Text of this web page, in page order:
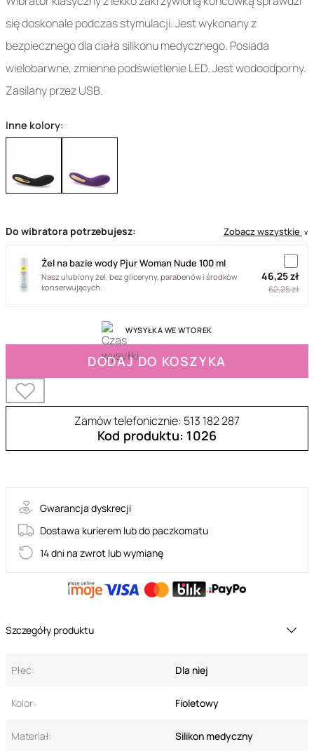
się doskonale podczas stymulacji. Jest wykonany z
bezpiecznego dla ciała silikonu medycznego. Posiada
wielobarwne, zmienne podświetlenie LED. Jest wodoodporny.
Zasilany przez USB.
Inne kolory:
Do wibratora potrzebujesz: Zobacz wszystkie ∨
Żel na bazie wody Pjur Woman Nude 100 ml
Nasz ulubiony żel, bez gliceryny, parabenów i środków
konserwujących.
46,25 zł
62,25 zł
WYSYŁKA WE WTOREK
DODAJ DO KOSZYKA
Zamów telefonicznie: 513 182 287
Kod produktu: 1026
Gwarancja dyskrecji
Dostawa kurierem lub do paczkomatu
14 dni na zwrot lub wymianę
Szczegóły produktu
Płeć: Dla niej
Kolor: Fioletowy
Materiał: Silikon medyczny